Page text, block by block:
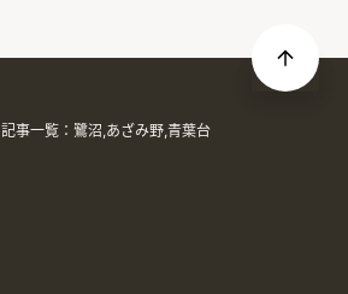
記事一覧：鷺沼,あざみ野,青葉台